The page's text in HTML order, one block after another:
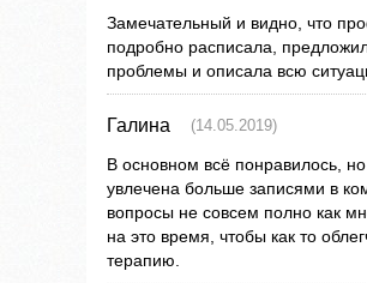
Замечательный и видно, что
подробно расписала,
проблемы и описала всю
Галина (14.05.2019)
В основном всё понравилось,
увлечена больше записями в
вопросы не совсем полно как
на это время, чтобы как то
терапию.